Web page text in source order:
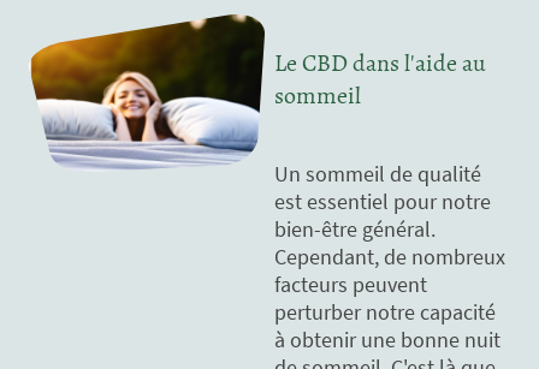
Le CBD dans l'aide au
sommeil
Un sommeil de qualité
est essentiel pour notre
bien-être général.
Cependant, de nombreux
facteurs peuvent
perturber notre capacité
à obtenir une bonne nuit